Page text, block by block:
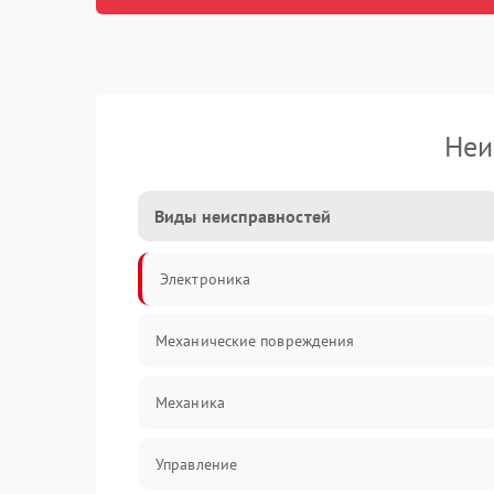
Виды неисправностей
Электроника
Механические повреждения
Механика
Управление